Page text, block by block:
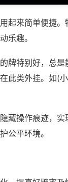
起来简单便捷。
乐趣。
牌特别好，总是
此类外挂。如(
藏操作痕迹，实
公平环境。